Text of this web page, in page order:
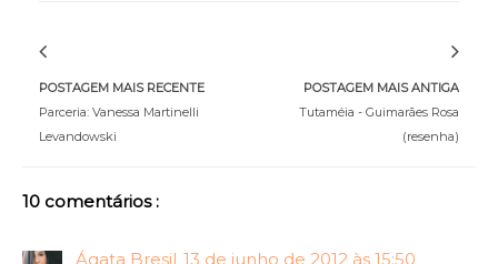
POSTAGEM MAIS RECENTE
Parceria: Vanessa Martinelli
Levandowski
POSTAGEM MAIS ANTIGA
Tutaméia - Guimarães Rosa
(resenha)
10 comentários :
Ágata Bresil 13 de junho de 2012 às 15:50